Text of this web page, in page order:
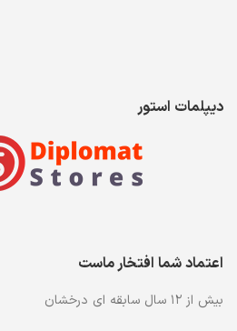
دیپلمات استور
اعتماد شما افتخار ماست
بیش از ۱۲ سال سابقه ای درخشان